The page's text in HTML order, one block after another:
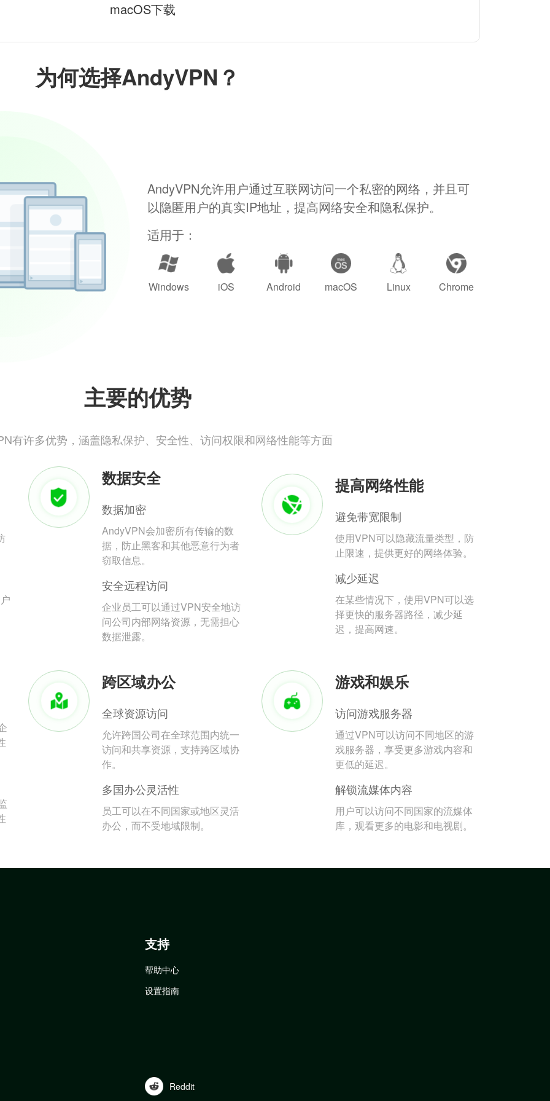
为何选择AndyVPN？
AndyVPN允许用户通过互联网访问一个私密的网络，并且可
以隐匿用户的真实IP地址，提高网络安全和隐私保护。
适用于：
Windows iOS Android macOS Linux Chrome
主要的优势
有许多优势，涵盖隐私保护、安全性、访问权限和网络性能等方面
数据安全
数据加密
AndyVPN会加密所有传输的数
据，防止黑客和其他恶意行为者
窃取信息。
安全远程访问
企业员工可以通过VPN安全地访
问公司内部网络资源，无需担心
数据泄露。
提高网络性能
避免带宽限制
使用VPN可以隐藏流量类型，防
止限速，提供更好的网络体验。
减少延迟
在某些情况下，使用VPN可以选
择更快的服务器路径，减少延
迟，提高网速。
跨区域办公
全球资源访问
允许跨国公司在全球范围内统一
访问和共享资源，支持跨区域协
作。
多国办公灵活性
员工可以在不同国家或地区灵活
办公，而不受地域限制。
游戏和娱乐
访问游戏服务器
通过VPN可以访问不同地区的游
戏服务器，享受更多游戏内容和
更低的延迟。
解锁流媒体内容
用户可以访问不同国家的流媒体
库，观看更多的电影和电视剧。
macOS下载
支持
帮助中心
设置指南
Reddit